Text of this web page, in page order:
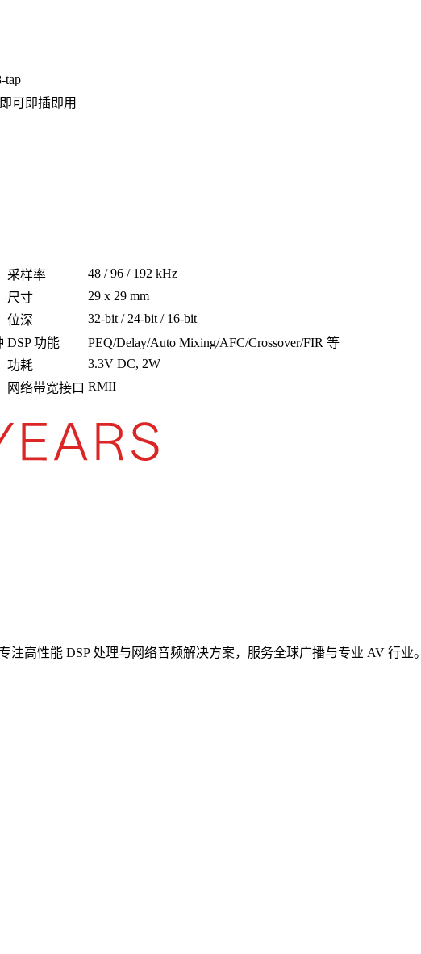
tap
可即插即用
采样率
48 / 96 / 192 kHz
尺寸
29 x 29 mm
位深
32-bit / 24-bit / 16-bit
DSP 功能
PEQ/Delay/Auto Mixing/AFC/Crossover/FIR 等
功耗
3.3V DC, 2W
网络带宽接口 RMII
注高性能 DSP 处理与网络音频解决方案，服务全球广播与专业 AV 行业。